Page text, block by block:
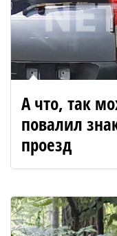
А что, так
повалил
проезд